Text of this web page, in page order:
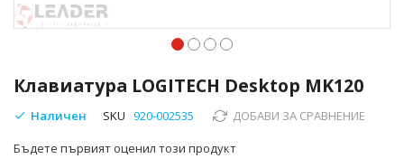
Клавиатура LOGITECH Desktop MK120
Наличен SKU 920-002535 ДОБАВИ ЗА СРАВНЕНИЕ
Бъдете първият оценил този продукт
към
началото
на
със